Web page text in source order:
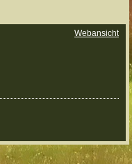
Webansicht